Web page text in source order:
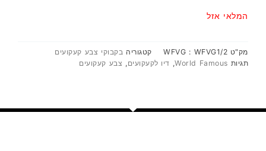
המלאי אזל
מק"ט WFVG : WFVG1/2 קטגוריה בקבוקי צבע קעקועים
תגיות World Famous
, דיו לקעקועים , צבע קעקועים